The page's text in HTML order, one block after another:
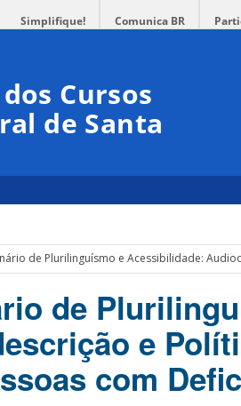
Simplifique! Comunica BR
Cursos
de Santa
de Plurilinguísmo e Acessibilidade:
de
e
com